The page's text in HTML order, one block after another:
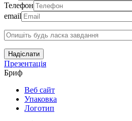
Телефон
email
Надіслати
Презентація
Бриф
Веб сайт
Упаковка
Логотип